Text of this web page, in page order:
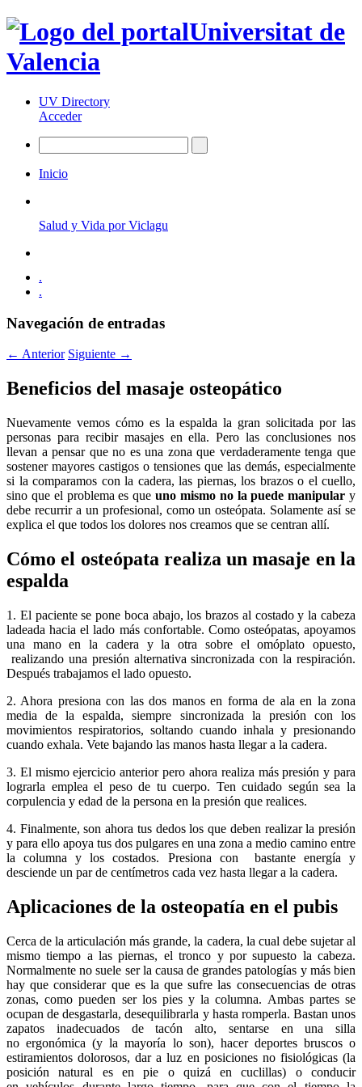
Universitat de
Valencia
UV Directory
Acceder
Inicio
Salud y Vida por Viclagu
.
.
Navegación de entradas
← Anterior Siguiente →
Beneficios del masaje osteopático
Nuevamente vemos cómo es la espalda la gran solicitada por las
personas para recibir masajes en ella. Pero las conclusiones nos
llevan a pensar que no es una zona que verdaderamente tenga que
sostener mayores castigos o tensiones que las demás, especialmente
si la comparamos con la cadera, las piernas, los brazos o el cuello,
sino que el problema es que uno mismo no la puede manipular y
debe recurrir a un profesional, como un osteópata. Solamente así se
explica el que todos los dolores nos creamos que se centran allí.
Cómo el osteópata realiza un masaje en la
espalda
1. El paciente se pone boca abajo, los brazos al costado y la cabeza
ladeada hacia el lado más confortable. Como osteópatas, apoyamos
una mano en la cadera y la otra sobre el omóplato opuesto,
realizando una presión alternativa sincronizada con la respiración.
Después trabajamos el lado opuesto.
2. Ahora presiona con las dos manos en forma de ala en la zona
media de la espalda, siempre sincronizada la presión con los
movimientos respiratorios, soltando cuando inhala y presionando
cuando exhala. Vete bajando las manos hasta llegar a la cadera.
3. El mismo ejercicio anterior pero ahora realiza más presión y para
lograrla emplea el peso de tu cuerpo. Ten cuidado según sea la
corpulencia y edad de la persona en la presión que realices.
4. Finalmente, son ahora tus dedos los que deben realizar la presión
y para ello apoya tus dos pulgares en una zona a medio camino entre
la columna y los costados. Presiona con bastante energía y
desciende un par de centímetros cada vez hasta llegar a la cadera.
Aplicaciones de la osteopatía en el pubis
Cerca de la articulación más grande, la cadera, la cual debe sujetar al
mismo tiempo a las piernas, el tronco y por supuesto la cabeza.
Normalmente no suele ser la causa de grandes patologías y más bien
hay que considerar que es la que sufre las consecuencias de otras
zonas, como pueden ser los pies y la columna. Ambas partes se
ocupan de desgastarla, desequilibrarla y hasta romperla. Bastan unos
zapatos inadecuados de tacón alto, sentarse en una silla
no ergonómica (y la mayoría lo son), hacer deportes bruscos o
estiramientos dolorosos, dar a luz en posiciones no fisiológicas (la
posición natural es en pie o quizá en cuclillas) o conducir